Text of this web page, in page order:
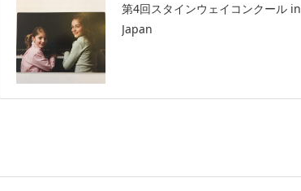
第4回スタインウェイコンクール in
Japan